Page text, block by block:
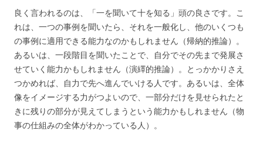
良く言われるのは、「一を聞いて十を知る」頭の良さです。こ
れは、一つの事例を聞いたら、それを一般化し、他のいくつも
の事例に適用できる能力なのかもしれません（帰納的推論）。
あるいは、一段階目を聞いたことで、自分でその先まで発展さ
せていく能力かもしれません（演繹的推論）。とっかかりさえ
つかめれば、自力で先へ進んでいける人です。あるいは、全体
像をイメージする力がつよいので、一部分だけを見せられたと
きに残りの部分が見えてしまうという能力かもしれません（物
事の仕組みの全体がわかっている人）。